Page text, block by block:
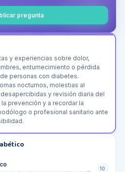
pregunta
y experiencias sobre dolor,
entumecimiento o pérdida
personas con diabetes.
nocturnos, molestias al
y revisión diaria del
prevención y a recordar la
o profesional sanitario ante
10